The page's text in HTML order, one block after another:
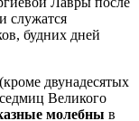
служатся
будних дней
двунадесятых
Великого
молебны в